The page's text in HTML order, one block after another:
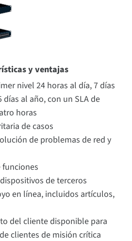
y ventajas
nivel 24 horas al día, 7 días
días al año, con un SLA de
horas
de casos
de problemas de red y
de terceros
en línea, incluidos artículos,
del cliente disponible para
clientes de misión crítica